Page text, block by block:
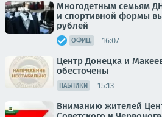
Многодетным семьям
и спортивной формы
рублей
ОФИЦ. 16:07
Центр Донецка и
обесточены
ПАБЛИКИ 15:13
Вниманию жителей